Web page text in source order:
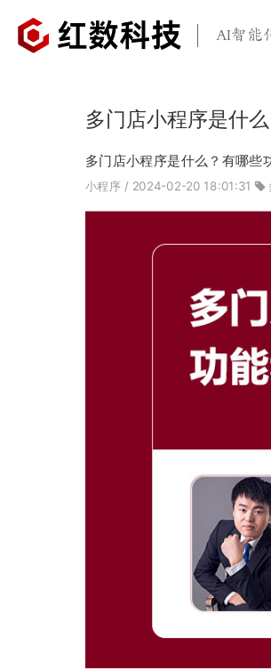
AI智能
多门店小程序是什
多门店小程序是什么？有哪些
小程序 / 2024-02-20 18:01:31